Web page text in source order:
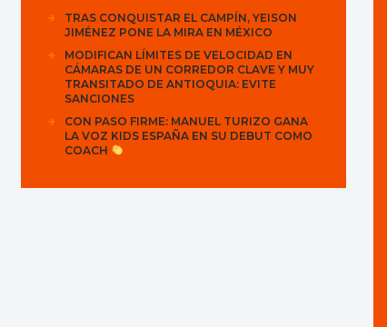
TRAS CONQUISTAR EL CAMPÍN, YEISON
JIMÉNEZ PONE LA MIRA EN MÉXICO
MODIFICAN LÍMITES DE VELOCIDAD EN
CÁMARAS DE UN CORREDOR CLAVE Y MUY
TRANSITADO DE ANTIOQUIA: EVITE
SANCIONES
CON PASO FIRME: MANUEL TURIZO GANA
LA VOZ KIDS ESPAÑA EN SU DEBUT COMO
COACH